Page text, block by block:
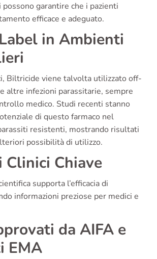
garantire che i pazienti
efficace e adeguato.
in Ambienti
Biltricide viene talvolta utilizzato off-
altre infezioni parassitarie, sempre
medico. Studi recenti stanno
di questo farmaco nel
resistenti, mostrando risultati
possibilità di utilizzo.
Chiave
supporta l’efficacia di
informazioni preziose per medici e
da AIFA e
EMA